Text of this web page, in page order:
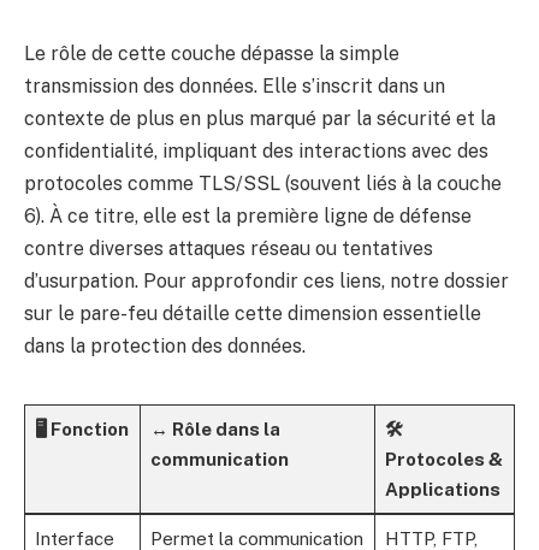
Le rôle de cette couche dépasse la simple
transmission des données. Elle s’inscrit dans un
contexte de plus en plus marqué par la sécurité et la
confidentialité, impliquant des interactions avec des
protocoles comme TLS/SSL (souvent liés à la couche
6). À ce titre, elle est la première ligne de défense
contre diverses attaques réseau ou tentatives
d’usurpation. Pour approfondir ces liens, notre dossier
sur le pare-feu détaille cette dimension essentielle
dans la protection des données.
🖥️ Fonction
↔️ Rôle dans la
communication
🛠️
Protocoles &
Applications
Interface
Permet la communication
HTTP, FTP,